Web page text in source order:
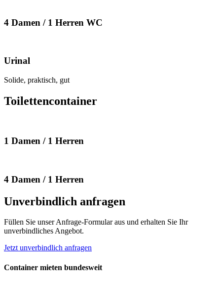
4 Damen / 1 Herren WC
Urinal
Solide, praktisch, gut
Toilettencontainer
1 Damen / 1 Herren
4 Damen / 1 Herren
Unverbindlich anfragen
Füllen Sie unser Anfrage-Formular aus und erhalten Sie Ihr
unverbindliches Angebot.
Jetzt unverbindlich anfragen
Container mieten bundesweit